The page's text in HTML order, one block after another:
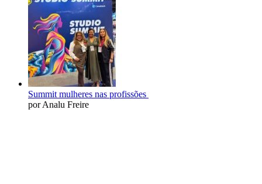
Summit mulheres nas profissões
por Analu Freire